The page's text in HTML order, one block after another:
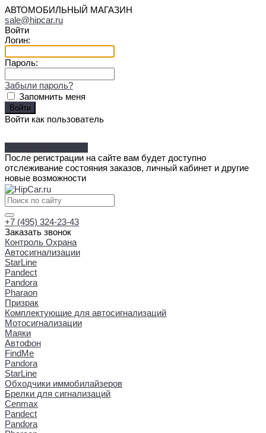
АВТОМОБИЛЬНЫЙ МАГАЗИН
sale@hipcar.ru
Войти
Логин:
Пароль:
Забыли пароль?
Запомнить меня
Войти как пользователь
После регистрации на сайте вам будет доступно
отслеживание состояния заказов, личный кабинет и другие
новые возможности
+7 (495) 324-23-43
Заказать звонок
Контроль Охрана
Автосигнализации
StarLine
Pandect
Pandora
Pharaon
Призрак
Комплектующие для автосигнализаций
Мотосигнализации
Маяки
Автофон
FindMe
Pandora
StarLine
Обходчики иммобилайзеров
Брелки для сигнализаций
Cenmax
Pandect
Pandora